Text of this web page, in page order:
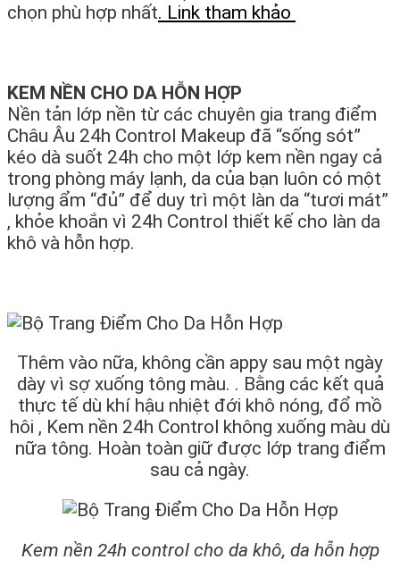
chọn phù hợp nhất. Link tham khảo
KEM NỀN CHO DA HỖN HỢP
Nền tản lớp nền từ các chuyên gia trang điểm
Châu Âu 24h Control Makeup đã “sống sót”
kéo dà suốt 24h cho một lớp kem nền ngay cả
trong phòng máy lạnh, da của bạn luôn có một
lượng ẩm “đủ” để duy trì một làn da “tươi mát”
, khỏe khoắn vì 24h Control thiết kế cho làn da
khô và hỗn hợp.
Thêm vào nữa, không cần appy sau một ngày
dày vì sợ xuống tông màu. . Bằng các kết quả
thực tế dù khí hậu nhiệt đới khô nóng, đổ mồ
hôi , Kem nền 24h Control không xuống màu dù
nữa tông. Hoàn toàn giữ được lớp trang điểm
sau cả ngày.
Kem nền 24h control cho da khô, da hỗn hợp